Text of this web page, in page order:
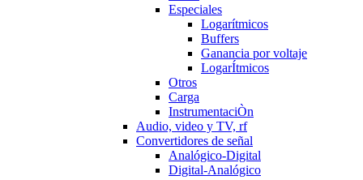
Especiales
Logarítmicos
Buffers
Ganancia por voltaje
LogarÍtmicos
Otros
Carga
InstrumentaciÒn
Audio, video y TV, rf
Convertidores de señal
Analógico-Digital
Digital-Analógico